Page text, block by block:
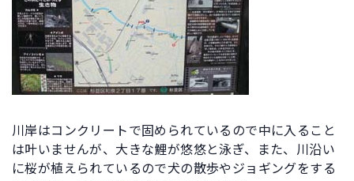
川岸はコンクリートで固められているので中に入ること
は叶いませんが、大きな鯉が悠悠と泳ぎ、また、川沿い
に桜が植えられているので犬の散歩やジョギングをする